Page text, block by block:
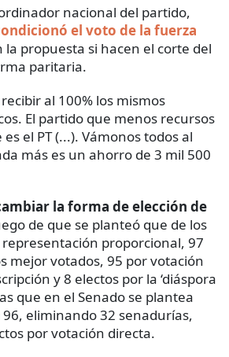
nacional del partido,
el voto de la fuerza
la propuesta si hacen el corte del
paritaria.
al 100% los mismos
El partido que menos recursos
el PT (...). Vámonos todos al
más es un ahorro de 3 mil 500
la forma de elección de
de que se planteó que de los
proporcional, 97
mejor votados, 95 por votación
y 8 electos por la ‘diáspora
que en el Senado se plantea
eliminando 32 senadurías,
por votación directa.